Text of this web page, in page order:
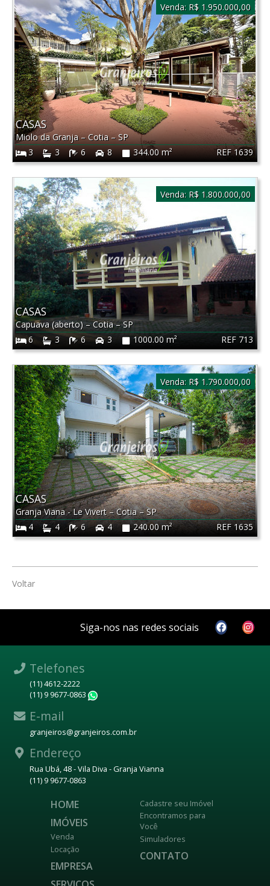
REF 1639
CASAS
Miolo da Granja–Cotia–SP
3
3 6 8 344.00 m²
Venda: R$ 1.950.000,00
REF 713
CASAS
Capuava (aberto) –Cotia–SP
6
3 6 3 1000.00 m²
Venda: R$ 1.800.000,00
REF 1635
CASAS
Granja Viana - Le Vivert–Cotia–SP
4
4 6 4 240.00 m²
Venda: R$ 1.790.000,00
Voltar
Siga-nos nas redes sociais
Telefones
(11) 4612-2222
(11) 9 9677-0863
E-mail
granjeiros@granjeiros.com.br
Endereço
Rua Ubá, 48 - Vila Diva - Granja Vianna
(11) 9 9677-0863
HOME
IMÓVEIS
Venda
Locação
EMPRESA
Cadastre seu Imóvel
Encontramos para
Você
Simuladores
CONTATO